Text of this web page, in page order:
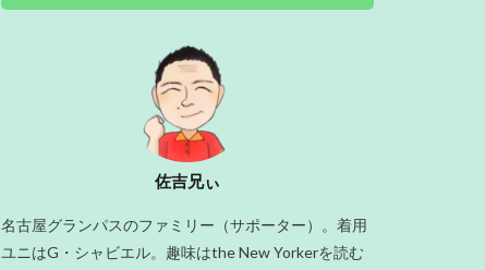
佐吉兄ぃ
名古屋グランパスのファミリー（サポーター）。着用
ユニはG・シャビエル。趣味はthe New Yorkerを読む